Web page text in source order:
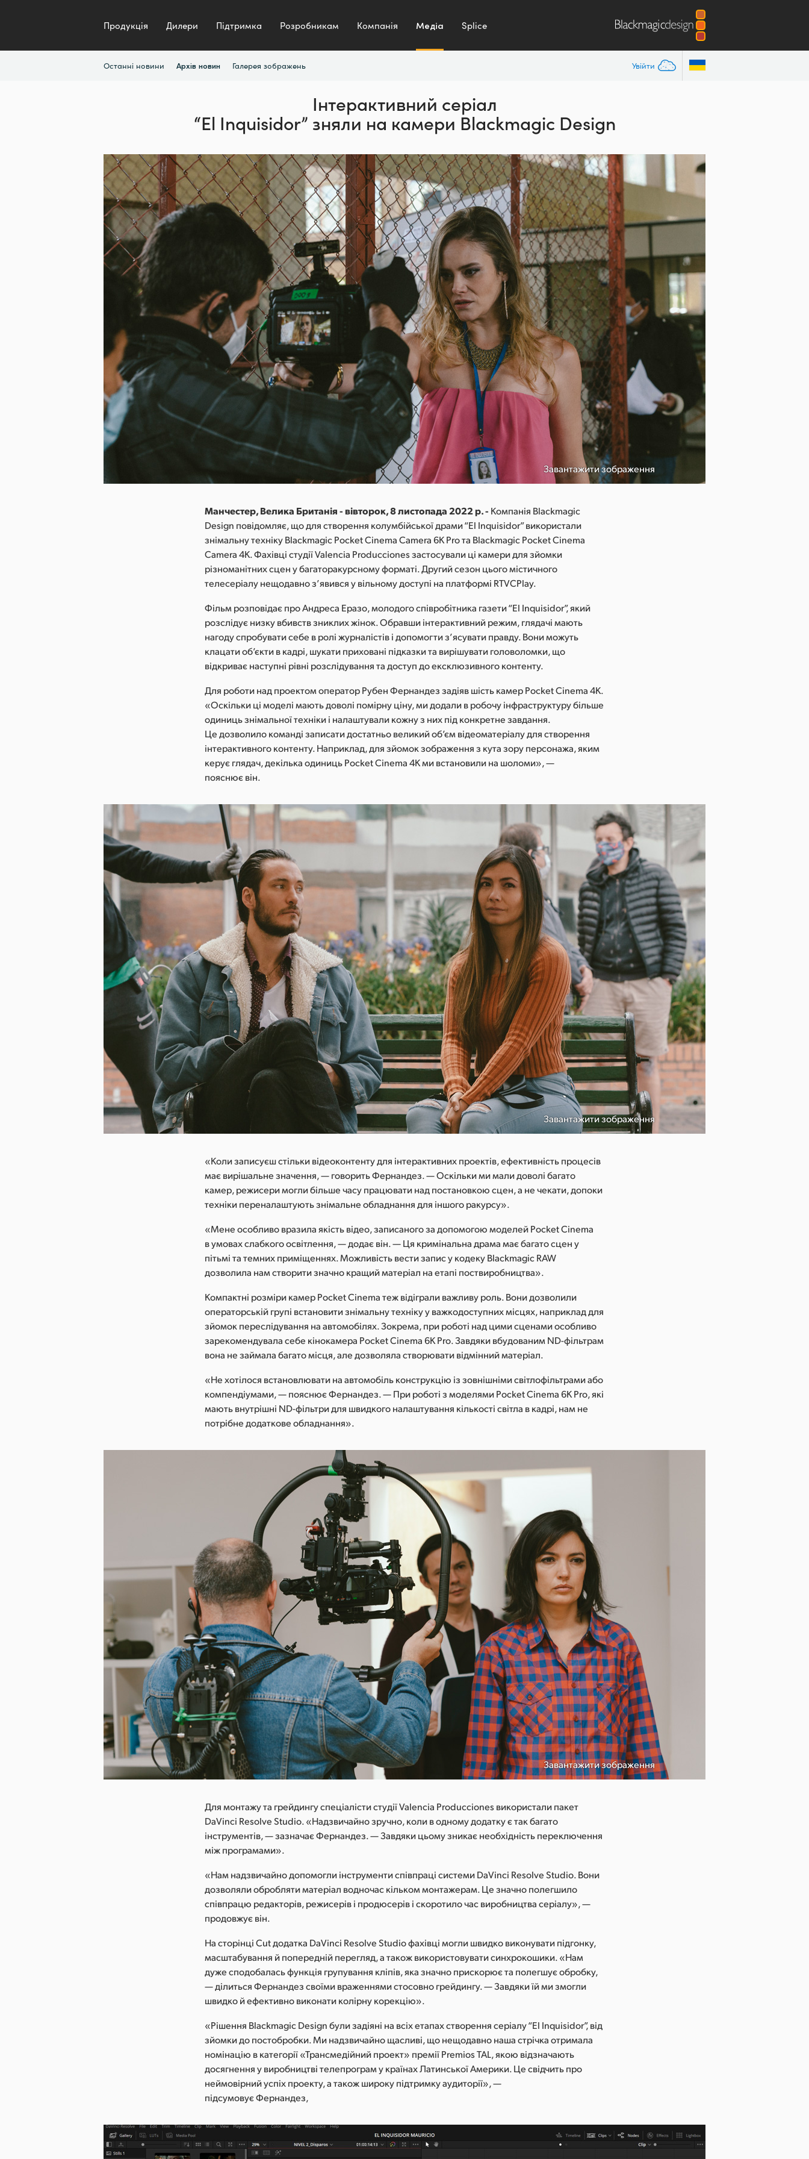
Продукція Дилери Підтримка Розробникам Компанія Медіа Splice
Увійти
Останні новини Архів новин Галерея зображень
Інтерактивний серіал
“El Inquisidor” зняли на камери Blackmagic Design
Завантажити зображення
Манчестер, Велика Британія - вівторок, 8 листопада 2022 р. - Компанія Blackmagic
Design повідомляє, що для створення колумбійської драми “El Inquisidor” використали
знімальну техніку Blackmagic Pocket Cinema Camera 6K Pro та Blackmagic Pocket Cinema
Camera 4K. Фахівці студії Valencia Producciones застосували ці камери для зйомки
різноманітних сцен у багаторакурсному форматі. Другий сезон цього містичного
телесеріалу нещодавно з’явився у вільному доступі на платформі RTVCPlay.
Фільм розповідає про Андреса Еразо, молодого співробітника газети “El Inquisidor”, який
розслідує низку вбивств зниклих жінок. Обравши інтерактивний режим, глядачі мають
нагоду спробувати себе в ролі журналістів і допомогти з’ясувати правду. Вони можуть
клацати об’єкти в кадрі, шукати приховані підказки та вирішувати головоломки, що
відкриває наступні рівні розслідування та доступ до ексклюзивного контенту.
Для роботи над проектом оператор Рубен Фернандез задіяв шість камер Pocket Cinema 4K.
«Оскільки ці моделі мають доволі помірну ціну, ми додали в робочу інфраструктуру більше
одиниць знімальної техніки і налаштували кожну з них під конкретне завдання.
Це дозволило команді записати достатньо великий об’єм відеоматеріалу для створення
інтерактивного контенту. Наприклад, для зйомок зображення з кута зору персонажа, яким
керує глядач, декілька одиниць Pocket Cinema 4K ми встановили на шоломи», —
пояснює він.
Завантажити зображення
«Коли записуєш стільки відеоконтенту для інтерактивних проектів, ефективність процесів
має вирішальне значення, — говорить Фернандез. — Оскільки ми мали доволі багато
камер, режисери могли більше часу працювати над постановкою сцен, а не чекати, допоки
техніки переналаштують знімальне обладнання для іншого ракурсу».
«Мене особливо вразила якість відео, записаного за допомогою моделей Pocket Cinema
в умовах слабкого освітлення, — додає він. — Ця кримінальна драма має багато сцен у
пітьмі та темних приміщеннях. Можливість вести запис у кодеку Blackmagic RAW
дозволила нам створити значно кращий матеріал на етапі поствиробництва».
Компактні розміри камер Pocket Cinema теж відіграли важливу роль. Вони дозволили
операторській групі встановити знімальну техніку у важкодоступних місцях, наприклад для
зйомок переслідування на автомобілях. Зокрема, при роботі над цими сценами особливо
зарекомендувала себе кінокамера Pocket Cinema 6K Pro. Завдяки вбудованим ND-фільтрам
вона не займала багато місця, але дозволяла створювати відмінний матеріал.
«Не хотілося встановлювати на автомобіль конструкцію із зовнішніми світлофільтрами або
компендіумами, — пояснює Фернандез. — При роботі з моделями Pocket Cinema 6K Pro, які
мають внутрішні ND-фільтри для швидкого налаштування кількості світла в кадрі, нам не
потрібне додаткове обладнання».
Завантажити зображення
Для монтажу та грейдингу спеціалісти студії Valencia Producciones використали пакет
DaVinci Resolve Studio. «Надзвичайно зручно, коли в одному додатку є так багато
інструментів, — зазначає Фернандез. — Завдяки цьому зникає необхідність переключення
між програмами».
«Нам надзвичайно допомогли інструменти співпраці системи DaVinci Resolve Studio. Вони
дозволяли обробляти матеріал водночас кільком монтажерам. Це значно полегшило
співпрацю редакторів, режисерів і продюсерів і скоротило час виробництва серіалу», —
продовжує він.
На сторінці Cut додатка DaVinci Resolve Studio фахівці могли швидко виконувати підгонку,
масштабування й попередній перегляд, а також використовувати синхрокошики. «Нам
дуже сподобалась функція групування кліпів, яка значно прискорює та полегшує обробку,
— ділиться Фернандез своїми враженнями стосовно грейдингу. — Завдяки їй ми змогли
швидко й ефективно виконати колірну корекцію».
«Рішення Blackmagic Design були задіяні на всіх етапах створення серіалу “El Inquisidor”, від
зйомки до постобробки. Ми надзвичайно щасливі, що нещодавно наша стрічка отримала
номінацію в категорії «Трансмедійний проект» премії Premios TAL, якою відзначають
досягнення у виробництві телепрограм у країнах Латинської Америки. Це свідчить про
неймовірний успіх проекту, а також широку підтримку аудиторії», —
підсумовує Фернандез,